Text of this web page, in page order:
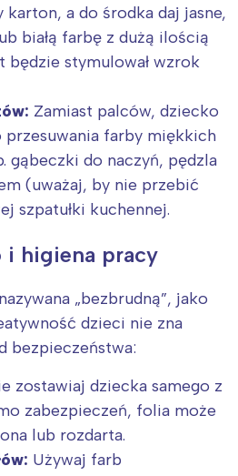
a do środka daj jasne,
białą farbę z dużą ilością
będzie stymulował wzrok
Zamiast palców, dziecko
przesuwania farby miękkich
gąbeczki do naczyń, pędzla
(uważaj, by nie przebić
szpatułki kuchennej.
i higiena pracy
„bezbrudną”, jako
dzieci nie zna
bezpieczeństwa:
zostawiaj dziecka samego z
zabezpieczeń, folia może
lub rozdarta.
Używaj farb